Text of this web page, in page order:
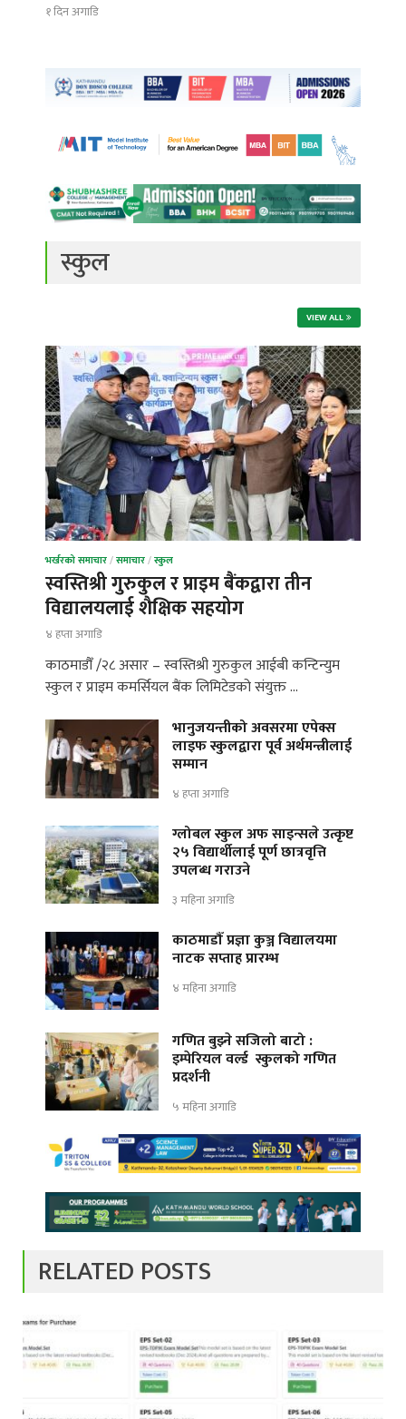
१ दिन अगाडि
स्कुल
VIEW ALL
भर्खरको समाचार/समाचार/स्कुल
स्वस्तिश्री गुरुकुल र प्राइम बैंकद्वारा तीन
विद्यालयलाई शैक्षिक सहयोग
४ हप्ता अगाडि
काठमाडौँ /२८ असार – स्वस्तिश्री गुरुकुल आईबी कन्टिन्युम
स्कुल र प्राइम कमर्सियल बैंक लिमिटेडको संयुक्त …
भानुजयन्तीको अवसरमा एपेक्स
लाइफ स्कुलद्वारा पूर्व अर्थमन्त्रीलाई
सम्मान
४ हप्ता अगाडि
ग्लोबल स्कुल अफ साइन्सले उत्कृष्ट
२५ विद्यार्थीलाई पूर्ण छात्रवृत्ति
उपलब्ध गराउने
३ महिना अगाडि
काठमाडौँ प्रज्ञा कुञ्ज विद्यालयमा
नाटक सप्ताह प्रारम्भ
४ महिना अगाडि
गणित बुझ्ने सजिलो बाटो :
इम्पेरियल वर्ल्ड स्कुलको गणित
प्रदर्शनी
५ महिना अगाडि
RELATED POSTS